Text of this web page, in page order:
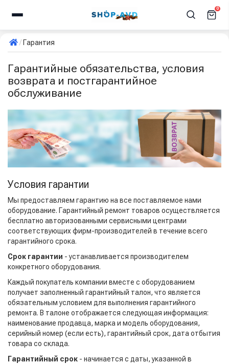
0
Гарантия
Гарантийные обязательства, условия
возврата и постгарантийное
обслуживание
Условия гарантии
Мы предоставляем гарантию на все поставляемое нами
оборудование. Гарантийный ремонт товаров осуществляется
бесплатно авторизованными сервисными центрами
соответствующих фирм-производителей в течение всего
гарантийного срока.
Срок гарантии - устанавливается производителем
конкретного оборудования.
Каждый покупатель компании вместе с оборудованием
получает заполненный гарантийный талон, что является
обязательным условием для выполнения гарантийного
ремонта. В талоне отображается следующая информация:
наименование продавца, марка и модель оборудования,
серийный номер (если есть), гарантийный срок, дата отбытия
товара со склада.
Гарантийный срок - начинается с даты, указанной в